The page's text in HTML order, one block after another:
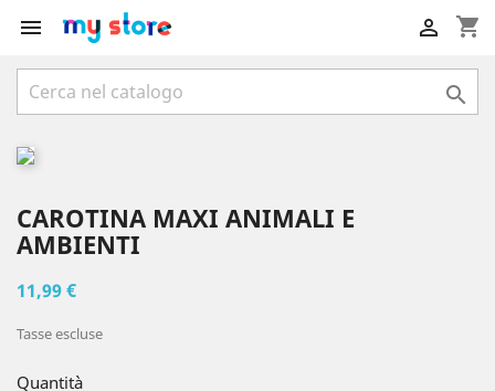
 shopping_cart


CAROTINA MAXI ANIMALI E
AMBIENTI
11,99 €
Tasse escluse
Quantità